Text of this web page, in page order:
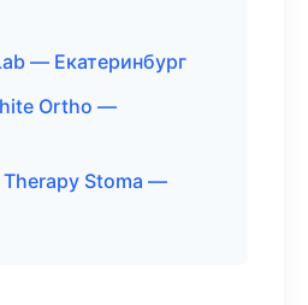
— Екатеринбург
Ortho —
Stoma —